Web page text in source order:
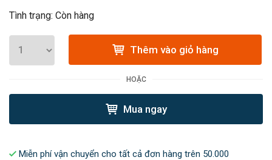
Tình trạng: Còn hàng
Thêm vào giỏ hàng
HOẶC
Mua ngay
Miễn phí vận chuyển cho tất cả đơn hàng trên 50.000